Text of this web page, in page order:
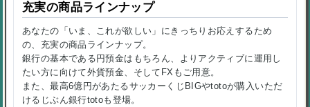
充実の商品ラインナップ
あなたの「いま、これが欲しい」にきっちりお応えするため
の、充実の商品ラインナップ。
銀行の基本である円預金はもちろん、よりアクティブに運用し
たい方に向けて外貨預金、そしてFXもご用意。
また、最高6億円があたるサッカーくじBIGやtotoが購入いただ
けるじぶん銀行totoも登場。